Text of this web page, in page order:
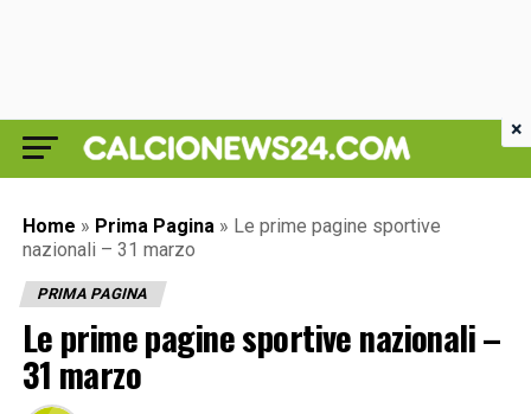
Home » Prima Pagina » Le prime pagine sportive
nazionali – 31 marzo
PRIMA PAGINA
Le prime pagine sportive nazionali –
31 marzo
×